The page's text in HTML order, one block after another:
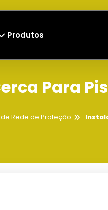
Produtos
Para
Rede de Proteção